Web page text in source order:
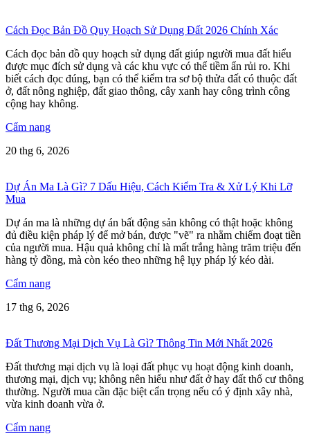
Cách Đọc Bản Đồ Quy Hoạch Sử Dụng Đất 2026 Chính Xác
Cách đọc bản đồ quy hoạch sử dụng đất giúp người mua đất hiểu
được mục đích sử dụng và các khu vực có thể tiềm ẩn rủi ro. Khi
biết cách đọc đúng, bạn có thể kiểm tra sơ bộ thửa đất có thuộc đất
ở, đất nông nghiệp, đất giao thông, cây xanh hay công trình công
cộng hay không.
Cẩm nang
20 thg 6, 2026
Dự Án Ma Là Gì? 7 Dấu Hiệu, Cách Kiểm Tra & Xử Lý Khi Lỡ
Mua
Dự án ma là những dự án bất động sản không có thật hoặc không
đủ điều kiện pháp lý để mở bán, được "vẽ" ra nhằm chiếm đoạt tiền
của người mua. Hậu quả không chỉ là mất trắng hàng trăm triệu đến
hàng tỷ đồng, mà còn kéo theo những hệ lụy pháp lý kéo dài.
Cẩm nang
17 thg 6, 2026
Đất Thương Mại Dịch Vụ Là Gì? Thông Tin Mới Nhất 2026
Đất thương mại dịch vụ là loại đất phục vụ hoạt động kinh doanh,
thương mại, dịch vụ; không nên hiểu như đất ở hay đất thổ cư thông
thường. Người mua cần đặc biệt cẩn trọng nếu có ý định xây nhà,
vừa kinh doanh vừa ở.
Cẩm nang